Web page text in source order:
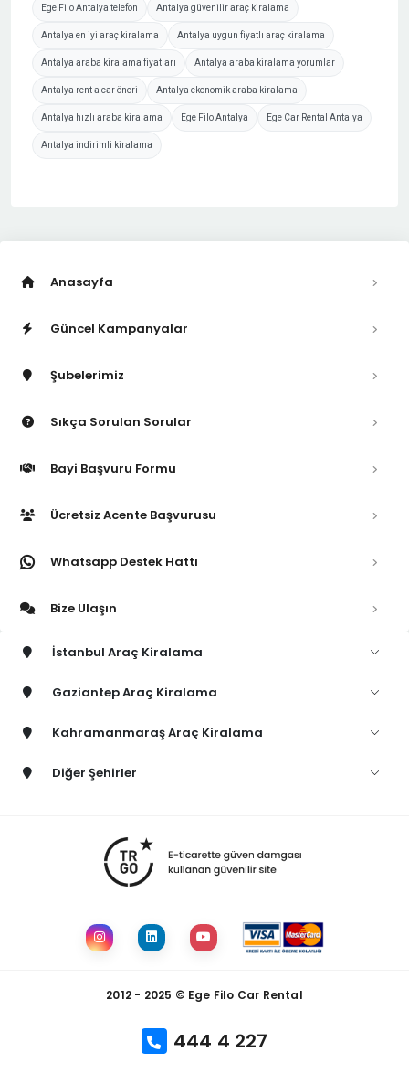
Ege Filo Antalya telefon Antalya güvenilir araç kiralama
Antalya en iyi araç kiralama Antalya uygun fiyatlı araç kiralama
Antalya araba kiralama fiyatları Antalya araba kiralama yorumlar
Antalya rent a car öneri Antalya ekonomik araba kiralama
Antalya hızlı araba kiralama Ege Filo Antalya Ege Car Rental Antalya
Antalya indirimli kiralama
Anasayfa
Güncel Kampanyalar
Şubelerimiz
Sıkça Sorulan Sorular
Bayi Başvuru Formu
Ücretsiz Acente Başvurusu
Whatsapp Destek Hattı
Bize Ulaşın
İstanbul Araç Kiralama
Gaziantep Araç Kiralama
Kahramanmaraş Araç Kiralama
Diğer Şehirler
2012 - 2025 © Ege Filo Car Rental
444 4 227